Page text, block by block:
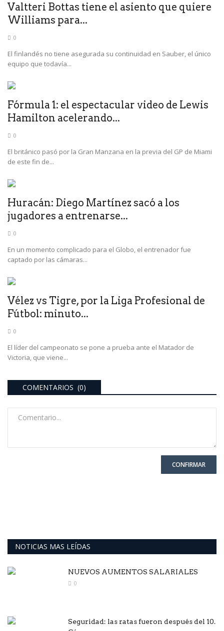
Valtteri Bottas tiene el asiento que quiere
Williams para...
0
El finlandés no tiene asegurada su continuidad en Sauber, el único
equipo que todavía...
Fórmula 1: el espectacular video de Lewis
Hamilton acelerando...
0
El británico pasó por la Gran Manzana en la previa del GP de Miami
de este fin de...
Huracán: Diego Martínez sacó a los
jugadores a entrenarse...
0
En un momento complicado para el Globo, el entrenador fue
captado por las cámaras...
Vélez vs Tigre, por la Liga Profesional de
Fútbol: minuto...
0
El líder del campeonato se pone a prueba ante el Matador de
Victoria, que viene...
COMENTARIOS (0)
CONFIRMAR
NOTICIAS MAS LEÍDAS
NUEVOS AUMENTOS SALARIALES
0
Seguridad: las ratas fueron después del 10.